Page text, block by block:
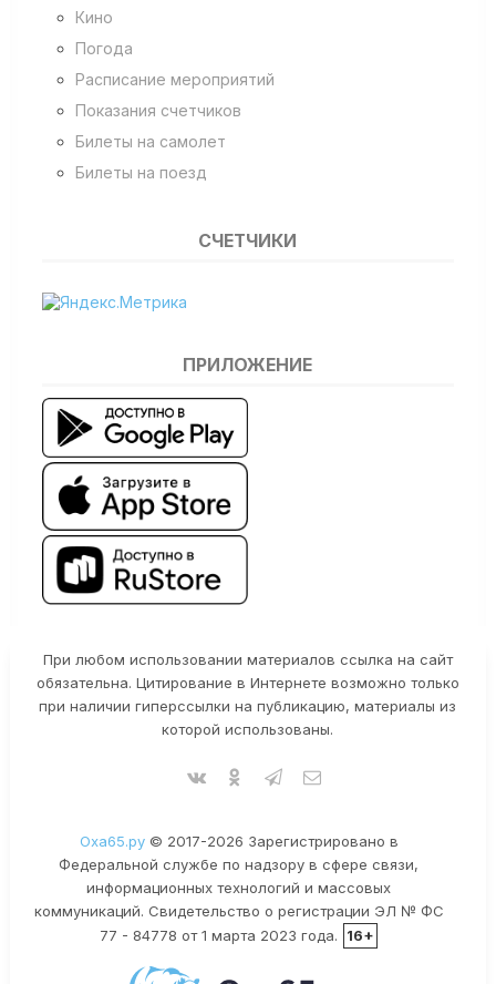
Кино
Погода
Расписание мероприятий
Показания счетчиков
Билеты на самолет
Билеты на поезд
СЧЕТЧИКИ
ПРИЛОЖЕНИЕ
При любом использовании материалов ссылка на сайт
обязательна. Цитирование в Интернете возможно только
при наличии гиперссылки на публикацию, материалы из
которой использованы.
Оха65.ру© 2017-2026 Зарегистрировано в
Федеральной службе по надзору в сфере связи,
информационных технологий и массовых
коммуникаций. Свидетельство о регистрации ЭЛ № ФС
77 - 84778 от 1 марта 2023 года.
16+